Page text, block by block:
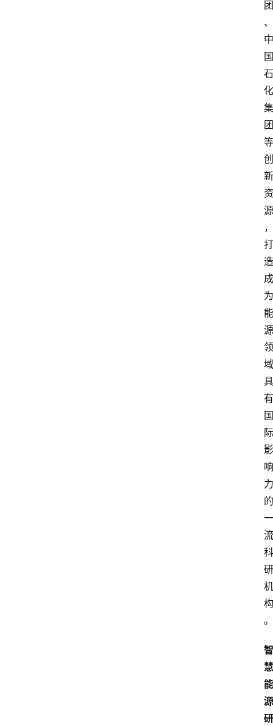
团
、
中
国
石
化
集
团
等
创
新
资
源
，
打
造
成
为
能
源
领
域
具
有
国
际
影
响
力
的
一
流
科
研
机
构
。
智
慧
能
源
研